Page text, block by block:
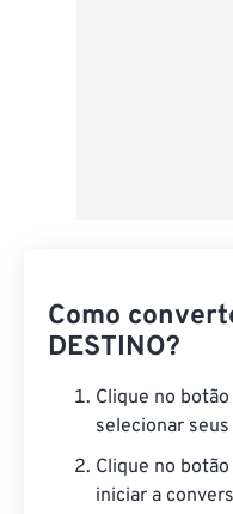
Como
DESTINO?
Clique no botão
selecionar
Clique no botão
iniciar a